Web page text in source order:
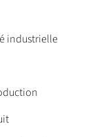
sont en emploi,
en
et 20-60% en
industrielle